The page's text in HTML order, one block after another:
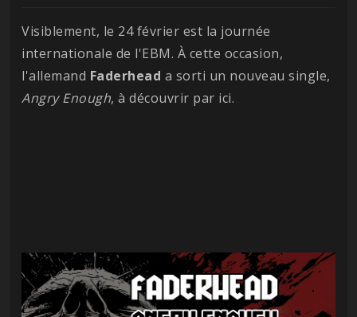
Visiblement, le 24 février est la journée
internationale de l'EBM. À cette occasion,
l'allemand Faderhead a sorti un nouveau single,
Angry Enough, à découvrir par ici.